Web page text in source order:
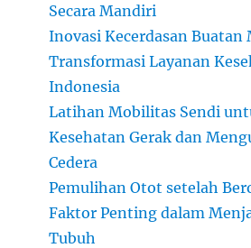
Secara Mandiri
Inovasi Kecerdasan Buatan
Transformasi Layanan
Indonesia
Latihan Mobilitas Sendi
Kesehatan Gerak dan
Cedera
Pemulihan Otot setelah
Faktor Penting dalam
Tubuh